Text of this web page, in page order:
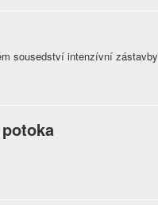
sousedství intenzívní zástavby